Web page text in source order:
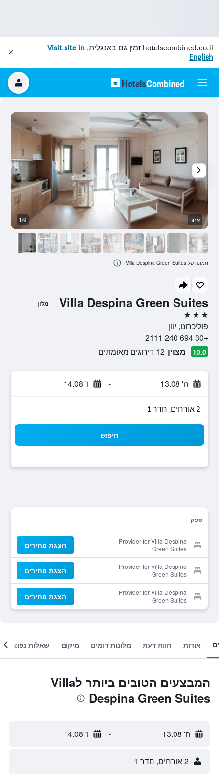
hotelscombined.co.il זמין גם באנגלית. Visit site in
English
Villa Despina Green Suites מלון
3 כוכבים
פוליכרונו, יוון
+30 694 240 2111
10.0 מצוין 12 דירוגים מאומתים
ה' 13.08 - ו' 14.08
2 אורחים, חדר 1
חיפוש
ספק
Provider for Villa Despina
Green Suites
הצגת מחירים
Provider for Villa Despina
Green Suites
הצגת מחירים
Provider for Villa Despina
Green Suites
הצגת מחירים
אחר 1/9
תמונה של Villa Despina Green Suites
אודות חוות דעת מלונות דומים מיקום שאלות נפוצות
המבצעים הטובים ביותר לVilla
Despina Green Suites
ה' 13.08 - ו' 14.08
2 אורחים, חדר 1